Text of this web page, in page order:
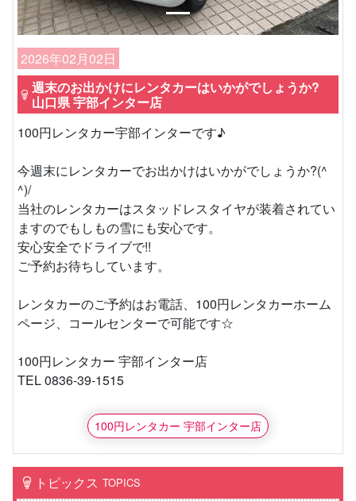
2026年02月02日
週末のお出かけにレンタカーはいかがでしょうか?
山口県 宇部インター店
100円レンタカー宇部インターです♪
今週末にレンタカーでお出かけはいかがでしょうか?(^
^)/
当社のレンタカーはスタッドレスタイヤが装着されてい
ますのでもしもの雪にも安心です。
安心安全でドライブで!!
ご予約お待ちしています。
レンタカーのご予約はお電話、100円レンタカーホーム
ページ、コールセンターで可能です☆
100円レンタカー 宇部インター店
TEL 0836-39-1515
100円レンタカー 宇部インター店
トピックス TOPICS